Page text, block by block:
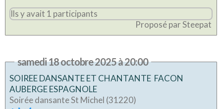
Ils y avait 1 participants
Proposé par Steepat
samedi 18 octobre 2025 à 20:00
SOIREE DANSANTE ET CHANTANTE FACON
AUBERGE ESPAGNOLE
Soirée dansante St Michel (31220)